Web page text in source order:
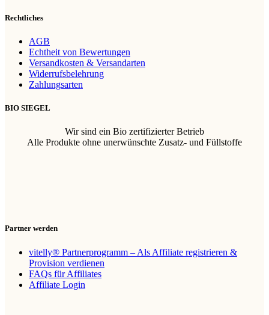
Rechtliches
AGB
Echtheit von Bewertungen
Versandkosten & Versandarten
Widerrufsbelehrung
Zahlungsarten
BIO SIEGEL
Wir sind ein Bio zertifizierter Betrieb
Alle Produkte ohne unerwünschte Zusatz- und Füllstoffe
Partner werden
vitelly® Partnerprogramm – Als Affiliate registrieren &
Provision verdienen
FAQs für Affiliates
Affiliate Login